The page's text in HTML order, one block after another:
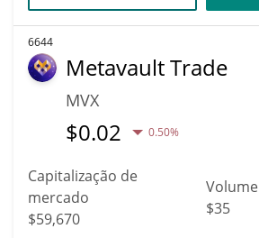
6644
Metavault Trade
MVX
$0.02 0.50%
Capitalização de
mercado
$59,670
Volume
$35